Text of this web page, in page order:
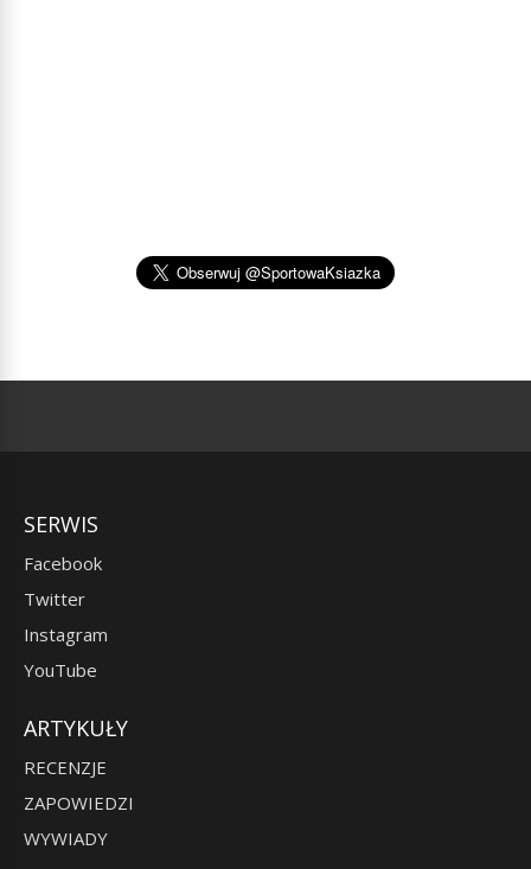
SERWIS
Facebook
Twitter
Instagram
YouTube
ARTYKUŁY
RECENZJE
ZAPOWIEDZI
WYWIADY